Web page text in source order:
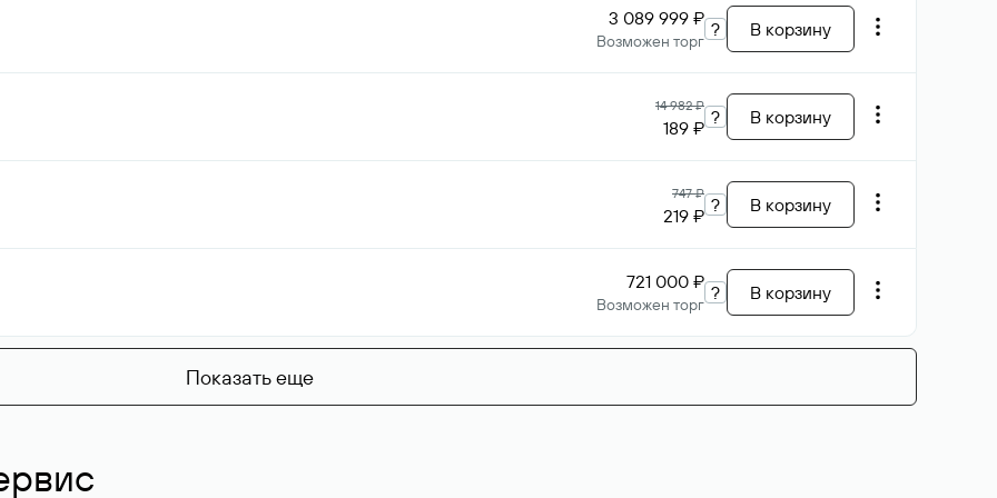
3 089 999 ₽
Возможен торг
? В корзину
14 982 ₽
189 ₽ ? В корзину
747 ₽
219 ₽ ? В корзину
721 000 ₽
Возможен торг
? В корзину
Показать еще